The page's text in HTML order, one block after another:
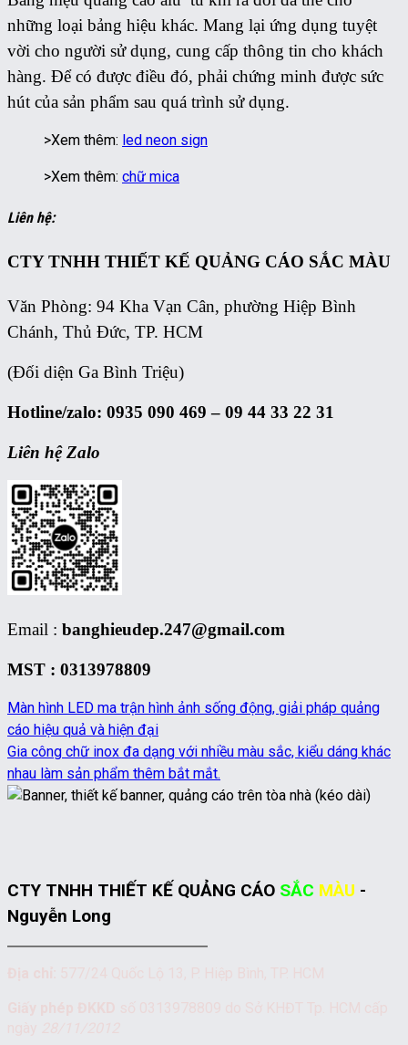
những loại bảng hiệu khác. Mang lại ứng dụng tuyệt
vời cho người sử dụng, cung cấp thông tin cho khách
hàng. Để có được điều đó, phải chứng minh được sức
hút của sản phẩm sau quá trình sử dụng.
>Xem thêm: led neon sign
>Xem thêm: chữ mica
Liên hệ:
CTY TNHH THIẾT KẾ QUẢNG CÁO SẮC MÀU
Văn Phòng: 94 Kha Vạn Cân, phường Hiệp Bình
Chánh, Thủ Đức, TP. HCM
(Đối diện Ga Bình Triệu)
Hotline/zalo: 0935 090 469 – 09 44 33 22 31
Liên hệ Zalo
Email : banghieudep.247@gmail.com
MST : 0313978809
Màn hình LED ma trận hình ảnh sống động, giải pháp quảng
cáo hiệu quả và hiện đại
Gia công chữ inox đa dạng với nhiều màu sắc, kiểu dáng khác
nhau làm sản phẩm thêm bắt mắt.
CTY TNHH THIẾT KẾ QUẢNG CÁO SẮC MÀU -
Nguyễn Long